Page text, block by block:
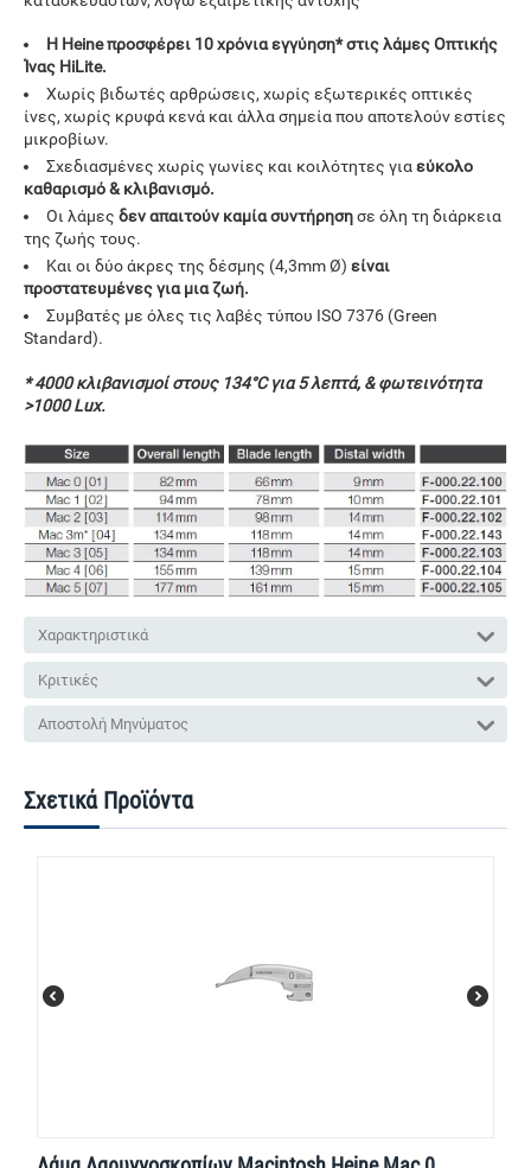
Η Heine προσφέρει 10 χρόνια εγγύηση* στις λάμες Οπτικής
Ίνας HiLite.
Χωρίς βιδωτές αρθρώσεις, χωρίς εξωτερικές οπτικές
ίνες, χωρίς κρυφά κενά και άλλα σημεία που αποτελούν εστίες
μικροβίων.
Σχεδιασμένες χωρίς γωνίες και κοιλότητες γιαεύκολο
καθαρισμό & κλιβανισμό.
Οι λάμες δεν απαιτούν καμία συντήρησησε όλη τη διάρκεια
της ζωής τους.
Και οι δύο άκρες της δέσμης (4,3mm Ø) είναι
προστατευμένες για μια ζωή.
Συμβατές με όλες τις λαβές τύπου ISO 7376 (Green
Standard).
* 4000 κλιβανισμοί στους 134°C για 5 λεπτά, & φωτεινότητα
>1000 Lux.
Χαρακτηριστικά
Κριτικές
Αποστολή Μηνύματος
Σχετικά Προϊόντα